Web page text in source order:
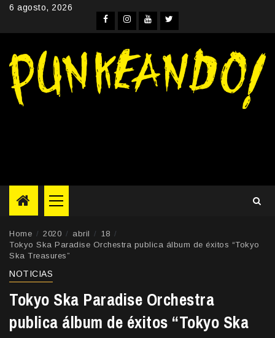
Skip6 agosto, 2026
Facebook
Instagram
YouTube
Twitter
Primary
Menu
Home 2020 abril
18
Tokyo Ska Paradise Orchestra publica álbum de éxitos “Tokyo
Ska Treasures”
NOTICIAS
Tokyo Ska Paradise Orchestra
publica álbum de éxitos “Tokyo Ska